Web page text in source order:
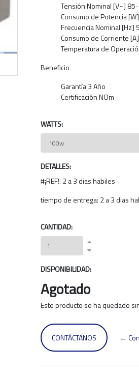
Tensión Nominal [V~]
Consumo de Potencia
Frecuencia Nominal [Hz]
Consumo de Corriente
Temperatura de
Beneficio
Garantía 3 Año
Certificación NOm
WATTS:
DETALLES:
#¡REF!: 2 a 3 dias habiles
tiempo de entrega: 2 a 3 dias
CANTIDAD:
DISPONIBILIDAD:
Agotado
Este producto se ha quedado
CONTÁCTANOS ←